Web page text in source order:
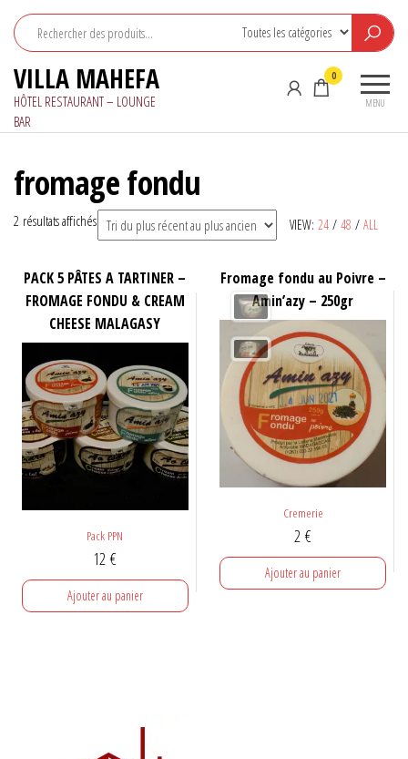
contenu
VILLA MAHEFA
HÔTEL RESTAURANT – LOUNGE
BAR
MENU
0
fromage fondu
VIEW: 24 / 48 / ALL
2 résultats affichésTrié
du
récent
au
plus
PACK 5 PÂTES A TARTINER –
FROMAGE FONDU & CREAM
CHEESE MALAGASY
Pack PPN
12€
Ajouter au panier
Fromage fondu au Poivre –
Amin’azy – 250gr
Cremerie
2€
Ajouter au panier